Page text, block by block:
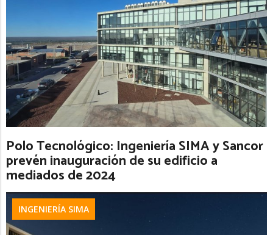
Polo Tecnológico: Ingeniería SIMA y Sancor
prevén inauguración de su edificio a
mediados de 2024
INGENIERÍA SIMA